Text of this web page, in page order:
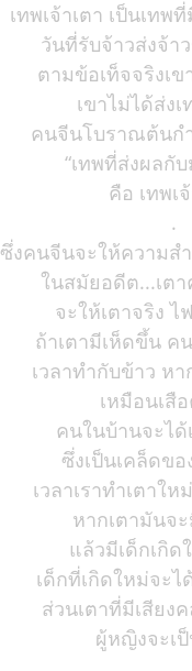
เทพเจ้าเตา เป็นเท
วันที่รับจ้าวส่งจ้า
ตามข้อเท็จจริงเข
เขาไม่ได้ส่ง
คนจีนโบราณต้นก
“เทพที่ส่งผลกั
คือ เทพเ
.
ซึ่งคนจีนจะให้ความส
ในสมัยอดีต...เต
จะให้เตาจริง ไ
ถ้าเตามีเห็ดขึ้น ค
เวลาทำกับข้าว หา
เหมือนเสื
คนในบ้านจะไ
ซึ่งเป็นเคล็ดข
เวลาเราทำเตาให
หากเตามันจะ
แล้วมีเด็กเกิ
เด็กที่เกิดใหม่จะไ
ส่วนเตาที่มีเสียง
ผู้หญิงจะเ